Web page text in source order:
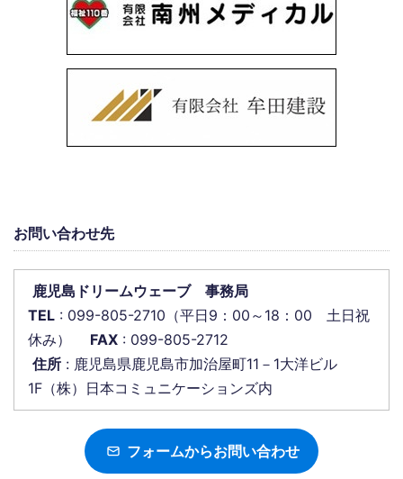
お問い合わせ先
鹿児島ドリームウェーブ 事務局
TEL : 099-805-2710（平日9：00～18：00 土日祝
休み）
FAX : 099-805-2712
住所 : 鹿児島県鹿児島市加治屋町11－1大洋ビル
1F（株）日本コミュニケーションズ内
フォームからお問い合わせ